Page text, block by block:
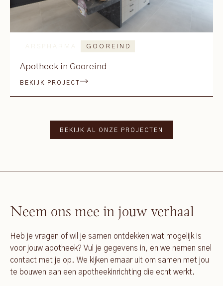
ARSPHARMA GOOREIND
Apotheek in Gooreind
BEKIJK PROJECT
BEKIJK AL ONZE PROJECTEN
Neem ons mee in jouw verhaal
Heb je vragen of wil je samen ontdekken wat mogelijk is
voor jouw apotheek? Vul je gegevens in, en we nemen snel
contact met je op. We kijken ernaar uit om samen met jou
te bouwen aan een apotheekinrichting die echt werkt.